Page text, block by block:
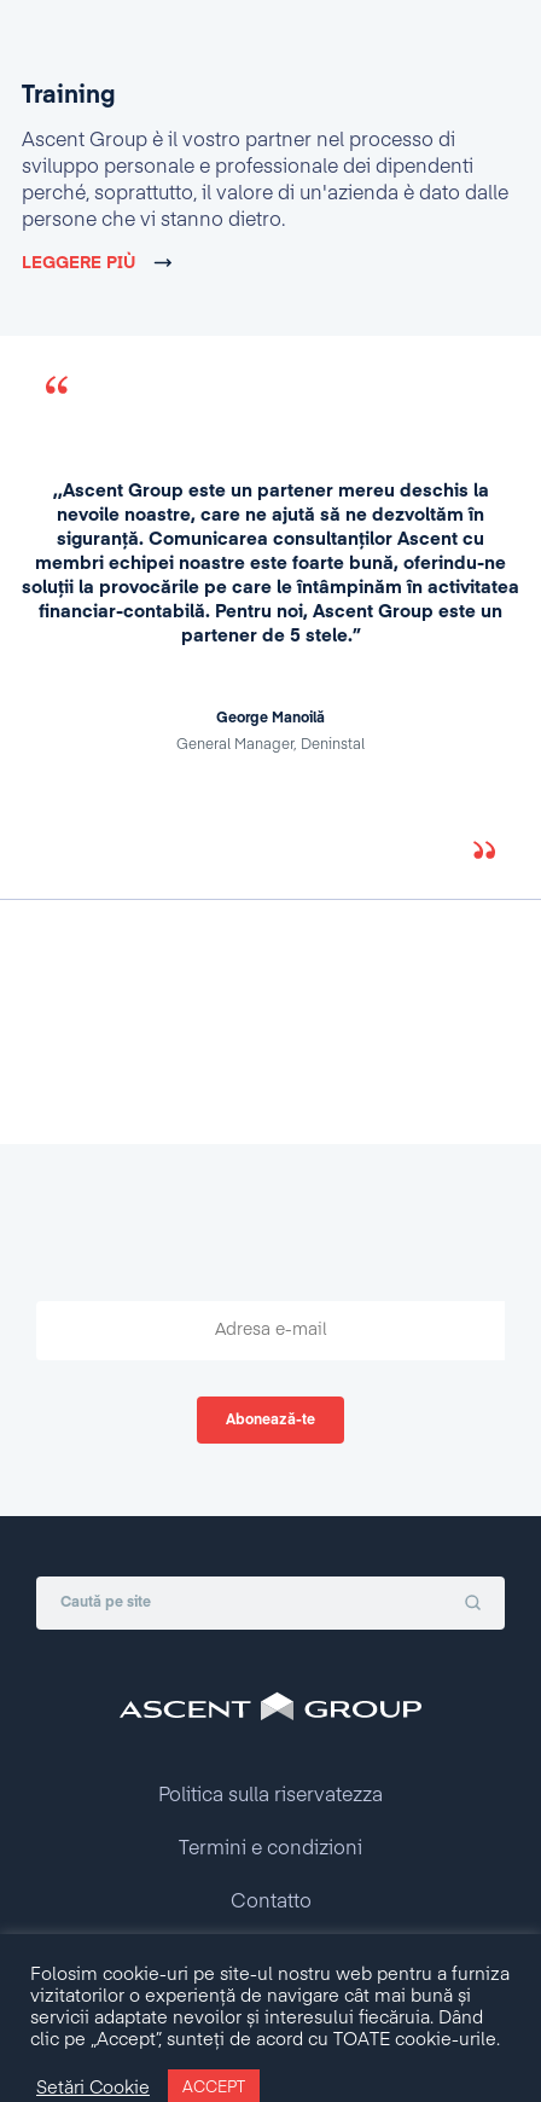
Training
Ascent Group è il vostro partner nel processo di
sviluppo personale e professionale dei dipendenti
perché, soprattutto, il valore di un'azienda è dato dalle
persone che vi stanno dietro.
LEGGERE PIÙ
,,Ascent Group este un partener mereu deschis la
nevoile noastre, care ne ajută să ne dezvoltăm în
siguranță. Comunicarea consultanților Ascent cu
membri echipei noastre este foarte bună, oferindu-ne
soluții la provocările pe care le întâmpinăm în activitatea
financiar-contabilă. Pentru noi, Ascent Group este un
partener de 5 stele.”
George Manoilă
General Manager, Deninstal
Copyright © 2009 - 2026 Ascent Group.
All rights reserved.
Politica sulla riservatezza
Termini e condizioni
Contatto
Folosim cookie-uri pe site-ul nostru web pentru a furniza
vizitatorilor o experiență de navigare cât mai bună și
servicii adaptate nevoilor și interesului fiecăruia. Dând
clic pe „Accept”, sunteți de acord cu TOATE cookie-urile.
Setări Cookie ACCEPT